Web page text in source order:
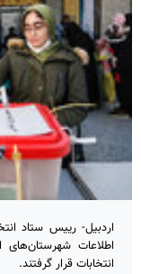
اردبیل- رییس ستاد
اطلاعات شهرستان‌های
انتخابات قرار گرفتند.